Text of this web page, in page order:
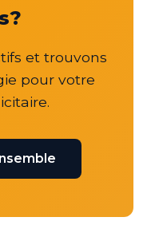
et trouvons
pour votre